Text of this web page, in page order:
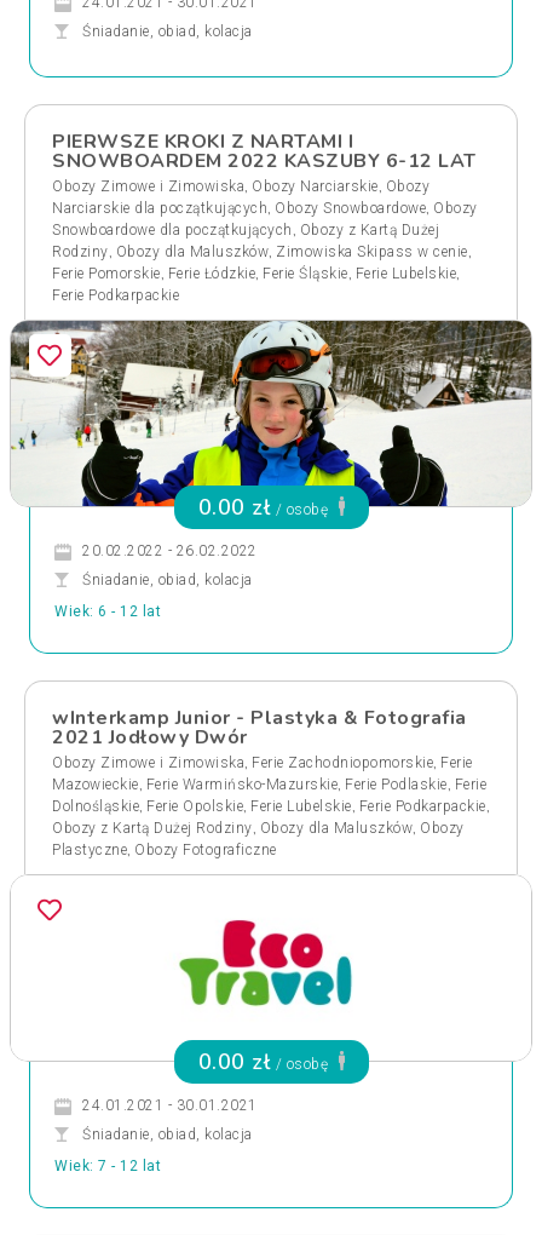
Śniadanie, obiad, kolacja
PIERWSZE KROKI Z NARTAMI I
SNOWBOARDEM 2022 KASZUBY 6-12 LAT
Obozy Zimowe i Zimowiska, Obozy Narciarskie, Obozy
Narciarskie dla początkujących, Obozy Snowboardowe, Obozy
Snowboardowe dla początkujących , Obozy z Kartą Dużej
Rodziny, Obozy dla Maluszków, Zimowiska Skipass w cenie,
Ferie Pomorskie, Ferie Łódzkie, Ferie Śląskie, Ferie Lubelskie,
Ferie Podkarpackie
0.00 zł / osobę
20.02.2022 - 26.02.2022
Śniadanie, obiad, kolacja
Wiek: 6 - 12 lat
wInterkamp Junior - Plastyka & Fotografia
2021 Jodłowy Dwór
Obozy Zimowe i Zimowiska, Ferie Zachodniopomorskie, Ferie
Mazowieckie, Ferie Warmińsko-Mazurskie, Ferie Podlaskie, Ferie
Dolnośląskie, Ferie Opolskie, Ferie Lubelskie, Ferie Podkarpackie,
Obozy z Kartą Dużej Rodziny, Obozy dla Maluszków, Obozy
Plastyczne, Obozy Fotograficzne
0.00 zł / osobę
24.01.2021 - 30.01.2021
Śniadanie, obiad, kolacja
Wiek: 7 - 12 lat